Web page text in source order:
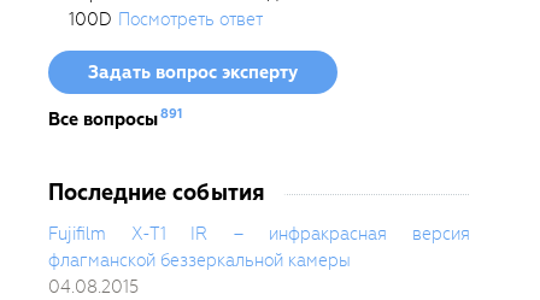
100D Посмотреть ответ
Задать вопрос эксперту
Все вопросы891
Последние события
Fujifilm X-T1 IR – инфракрасная версия
флагманской беззеркальной камеры
04.08.2015